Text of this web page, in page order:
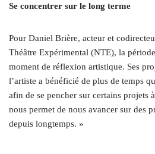
Se concentrer sur le long terme
Pour Daniel Brière, acteur et
Théâtre Expérimental (NTE), la
moment de réflexion artistique. Ses
l’artiste a bénéficié de plus de temps
afin de se pencher sur certains projets
nous permet de nous avancer sur des
depuis longtemps. »